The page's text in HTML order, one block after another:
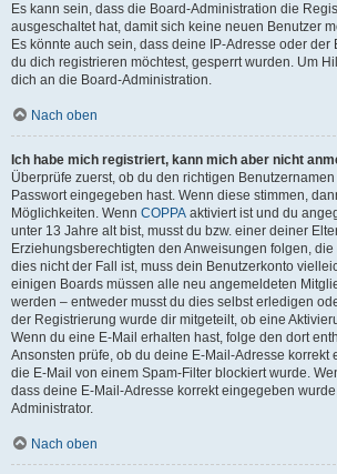
Es kann sein, dass die Board-Administration die
ausgeschaltet hat, damit sich keine neuen Benutzer
Es könnte auch sein, dass deine IP-Adresse oder der
du dich registrieren möchtest, gesperrt wurden. Um
dich an die Board-Administration.
Nach oben
Ich habe mich registriert, kann mich aber nicht
Überprüfe zuerst, ob du den richtigen
Passwort eingegeben hast. Wenn diese stimmen,
Möglichkeiten. Wenn COPPA aktiviert ist und du
unter 13 Jahre alt bist, musst du bzw. einer deiner
Erziehungsberechtigten den Anweisungen folgen,
dies nicht der Fall ist, muss dein Benutzerkonto
einigen Boards müssen alle neu angemeldeten
werden – entweder musst du dies selbst erledigen
der Registrierung wurde dir mitgeteilt, ob eine
Wenn du eine E-Mail erhalten hast, folge den dort
Ansonsten prüfe, ob du deine E-Mail-Adresse korrekt
die E-Mail von einem Spam-Filter blockiert wurde.
dass deine E-Mail-Adresse korrekt eingegeben
Administrator.
Nach oben